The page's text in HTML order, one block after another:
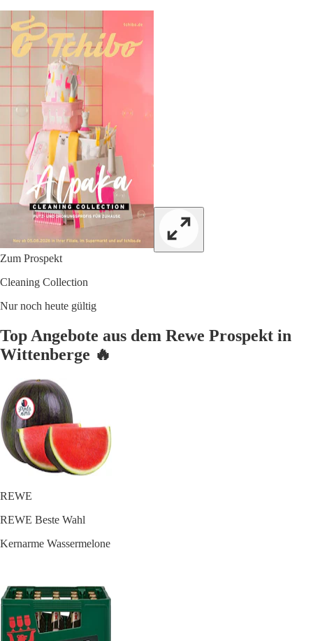
Zum Prospekt
Cleaning Collection
Nur noch heute gültig
Top Angebote aus dem Rewe Prospekt in
Wittenberge 🔥
REWE
REWE Beste Wahl
Kernarme Wassermelone